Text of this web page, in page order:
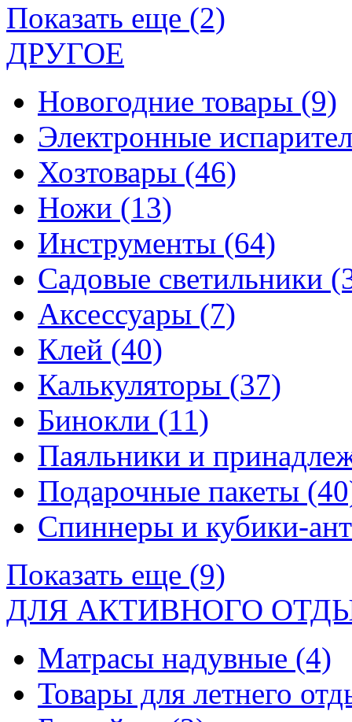
Показать еще (2)
ДРУГОЕ
Новогодние товары (9)
Электронные
Хозтовары (46)
Ножи (13)
Инструменты (64)
Садовые светильники
Аксессуары (7)
Клей (40)
Калькуляторы (37)
Бинокли (11)
Паяльники и
Подарочные пакеты
Спиннеры и кубики-
Показать еще (9)
ДЛЯ АКТИВНОГО
Матрасы надувные (4)
Товары для летнего